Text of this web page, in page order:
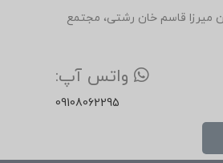
روبروی رستوران میرزا قاسم خان رشتی، مجتمع
واتس آپ:
09108062295